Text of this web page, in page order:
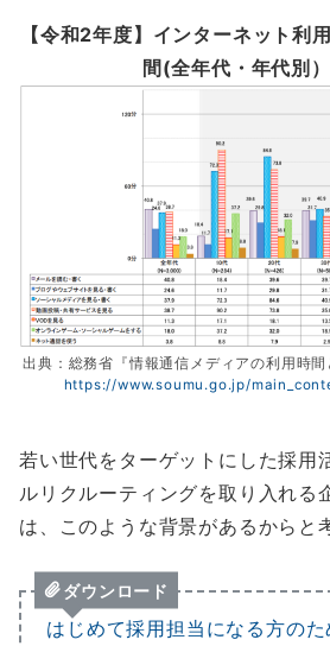
【令和2年度】インターネット利
間(全年代・年代別
出典：総務省『情報通信メディアの利用時間
https://www.soumu.go.jp/
若い世代をターゲットにした採用
ルリクルーティングを取り入れる
は、このような背景があるからと
ダウンロード
はじめて採用担当になる方の